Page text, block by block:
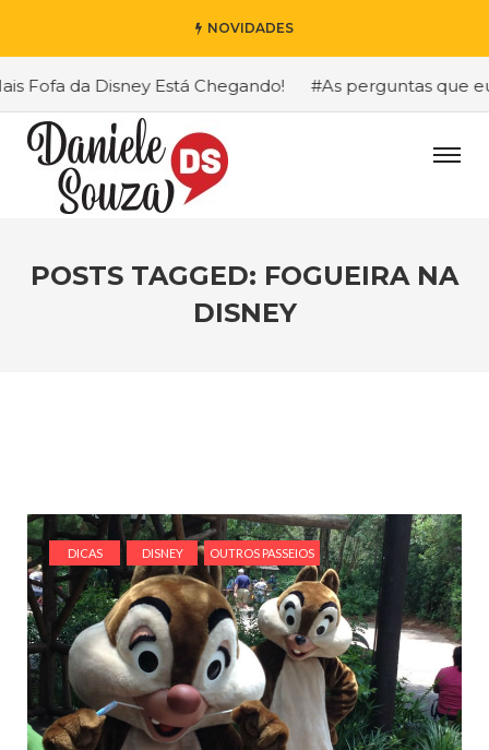
NOVIDADES
da Disney Está Chegando! #As perguntas que eu
POSTS TAGGED: FOGUEIRA NA
DISNEY
DICAS DISNEY OUTROS PASSEIOS